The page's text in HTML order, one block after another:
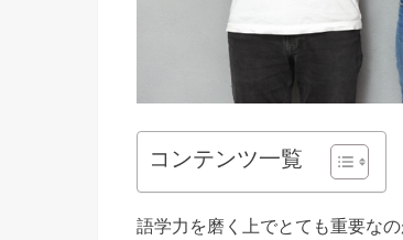
コンテンツ一覧
語学力を磨く上でとても重要な